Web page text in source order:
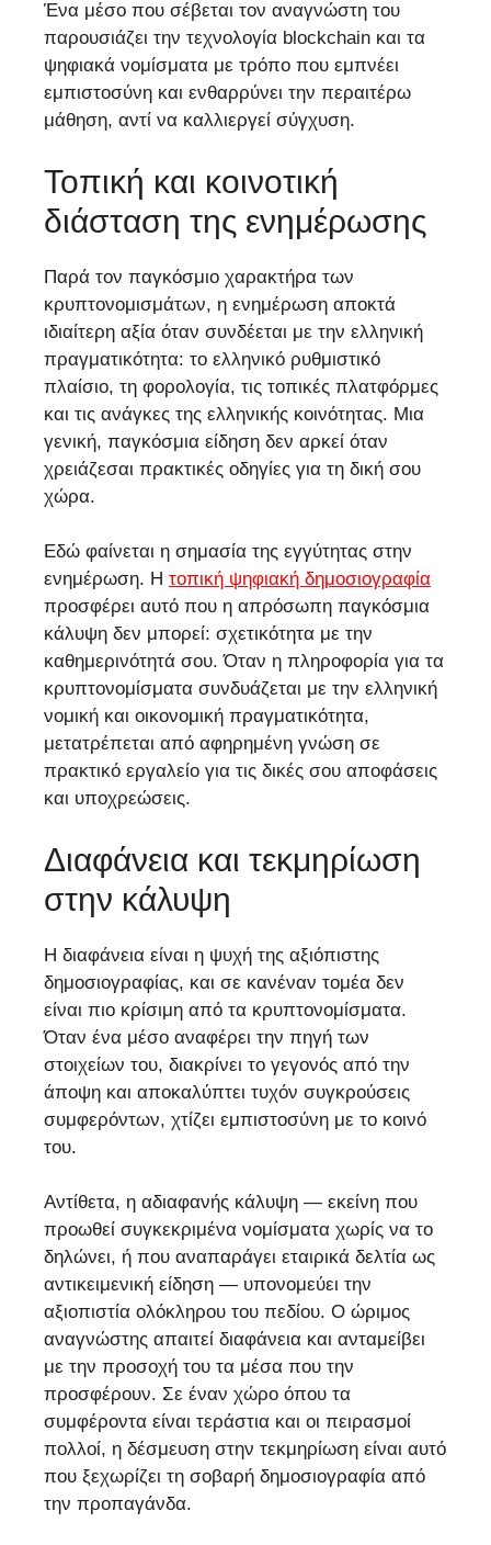
Ένα μέσο που σέβεται τον αναγνώστη του
παρουσιάζει την τεχνολογία blockchain και τα
ψηφιακά νομίσματα με τρόπο που εμπνέει
εμπιστοσύνη και ενθαρρύνει την περαιτέρω
μάθηση, αντί να καλλιεργεί σύγχυση.
Τοπική και κοινοτική
διάσταση της ενημέρωσης
Παρά τον παγκόσμιο χαρακτήρα των
κρυπτονομισμάτων, η ενημέρωση αποκτά
ιδιαίτερη αξία όταν συνδέεται με την ελληνική
πραγματικότητα: το ελληνικό ρυθμιστικό
πλαίσιο, τη φορολογία, τις τοπικές πλατφόρμες
και τις ανάγκες της ελληνικής κοινότητας. Μια
γενική, παγκόσμια είδηση δεν αρκεί όταν
χρειάζεσαι πρακτικές οδηγίες για τη δική σου
χώρα.
Εδώ φαίνεται η σημασία της εγγύτητας στην
ενημέρωση. Η τοπική ψηφιακή δημοσιογραφία
προσφέρει αυτό που η απρόσωπη παγκόσμια
κάλυψη δεν μπορεί: σχετικότητα με την
καθημερινότητά σου. Όταν η πληροφορία για τα
κρυπτονομίσματα συνδυάζεται με την ελληνική
νομική και οικονομική πραγματικότητα,
μετατρέπεται από αφηρημένη γνώση σε
πρακτικό εργαλείο για τις δικές σου αποφάσεις
και υποχρεώσεις.
Διαφάνεια και τεκμηρίωση
στην κάλυψη
Η διαφάνεια είναι η ψυχή της αξιόπιστης
δημοσιογραφίας, και σε κανέναν τομέα δεν
είναι πιο κρίσιμη από τα κρυπτονομίσματα.
Όταν ένα μέσο αναφέρει την πηγή των
στοιχείων του, διακρίνει το γεγονός από την
άποψη και αποκαλύπτει τυχόν συγκρούσεις
συμφερόντων, χτίζει εμπιστοσύνη με το κοινό
του.
Αντίθετα, η αδιαφανής κάλυψη — εκείνη που
προωθεί συγκεκριμένα νομίσματα χωρίς να το
δηλώνει, ή που αναπαράγει εταιρικά δελτία ως
αντικειμενική είδηση — υπονομεύει την
αξιοπιστία ολόκληρου του πεδίου. Ο ώριμος
αναγνώστης απαιτεί διαφάνεια και ανταμείβει
με την προσοχή του τα μέσα που την
προσφέρουν. Σε έναν χώρο όπου τα
συμφέροντα είναι τεράστια και οι πειρασμοί
πολλοί, η δέσμευση στην τεκμηρίωση είναι αυτό
που ξεχωρίζει τη σοβαρή δημοσιογραφία από
την προπαγάνδα.